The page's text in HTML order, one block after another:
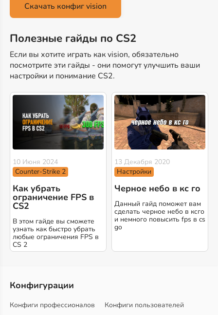
Скачать конфиг vision
Полезные гайды по CS2
Если вы хотите играть как vision, обязательно
посмотрите эти гайды - они помогут улучшить ваши
настройки и понимание CS2.
10 Июня 2024
Counter-Strike 2
Как убрать
ограничение FPS в
CS2
В этом гайде вы сможете
узнать как быстро убрать
любые ограничения FPS в
CS 2
13 Декабря 2020
Настройки
Черное небо в кс го
Данный гайд поможет вам
сделать черное небо в ксго
и немного повысить fps в cs
go
Конфигурации
Конфиги профессионалов
Конфиги пользователей